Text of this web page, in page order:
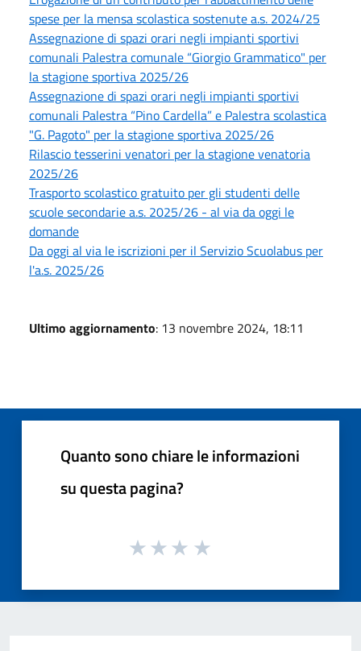
spese per la mensa scolastica sostenute a.s. 2024/25
Assegnazione di spazi orari negli impianti sportivi
comunali Palestra comunale “Giorgio Grammatico" per
la stagione sportiva 2025/26
Assegnazione di spazi orari negli impianti sportivi
comunali Palestra “Pino Cardella” e Palestra scolastica
"G. Pagoto" per la stagione sportiva 2025/26
Rilascio tesserini venatori per la stagione venatoria
2025/26
Trasporto scolastico gratuito per gli studenti delle
scuole secondarie a.s. 2025/26 - al via da oggi le
domande
Da oggi al via le iscrizioni per il Servizio Scuolabus per
l'a.s. 2025/26
Ultimo aggiornamento: 13 novembre 2024, 18:11
Quanto sono chiare le informazioni
su questa pagina?